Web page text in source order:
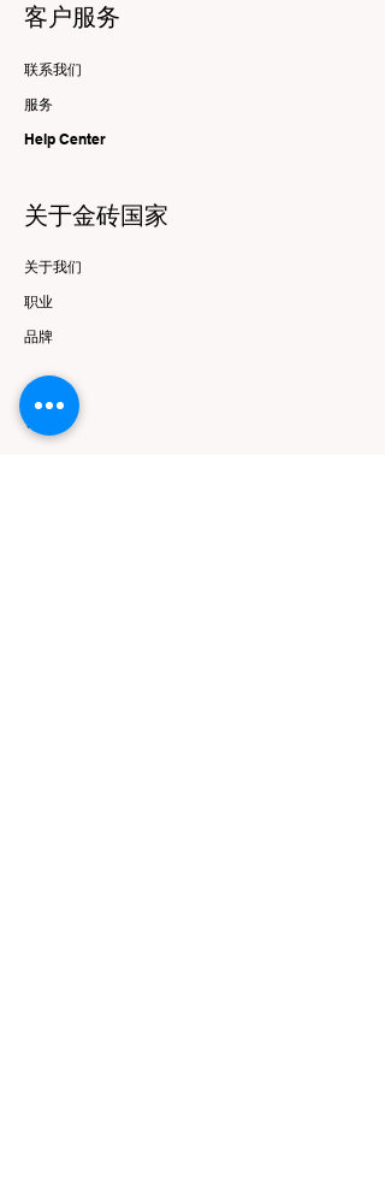
客户服务
联系我们
服务
Help Center
关于金砖国家
关于我们
职业
品牌
资源